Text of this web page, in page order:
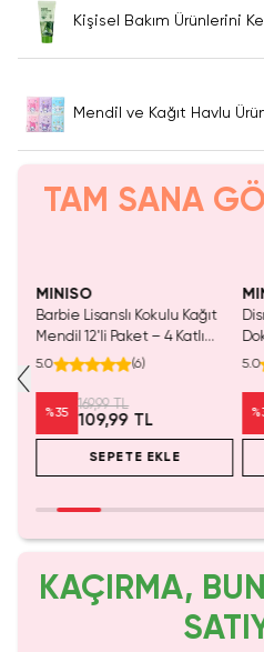
Kişisel Bakım Ürünlerini
Mendil ve Kağıt Havlu
TAM SANA
MINISO
Barbie Lisanslı Kokulu Kağıt
Mendil 12'li Paket – 4 Katlı
Dayanıklı Yumuşak Doku 20
5.0 (6)
%35
169,99 TL
109,99 TL
SEPETE EKLE
5.0
%
KAÇIRMA,